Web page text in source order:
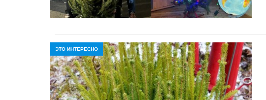
ЭТО ИНТЕРЕСНО